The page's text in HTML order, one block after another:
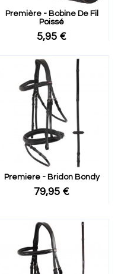
Première - Bobine De Fil
Poissé
5,95 €
Premiere - Bridon Bondy
79,95 €